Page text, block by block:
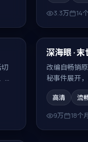
3.3万
14
回
最新
深海眼 ·
改编自畅销
秘事件展开
诗的代表场面
高清
流
9万
18个